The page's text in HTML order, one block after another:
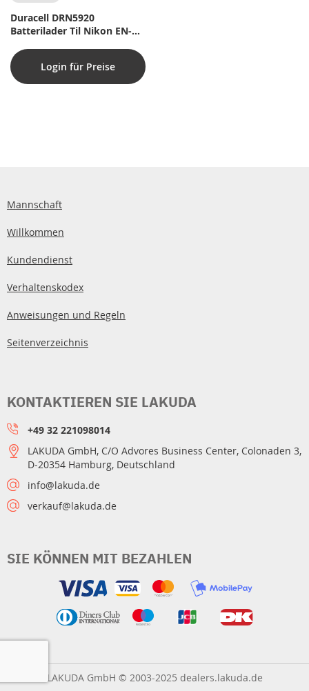
Duracell DRN5920
Batterilader Til Nikon EN-
Login für Preise
Mannschaft
Willkommen
Kundendienst
Verhaltenskodex
Anweisungen und Regeln
Seitenverzeichnis
SIE KÖNNEN MIT BEZAHLEN
KONTAKTIEREN SIE LAKUDA
+49 32 221098014
LAKUDA GmbH, C/O Advores Business Center, Colonaden 3,
D-20354 Hamburg, Deutschland
info@lakuda.de
verkauf@lakuda.de
LAKUDA GmbH © 2003-2025 dealers.lakuda.de